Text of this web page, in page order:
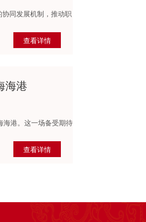
协同发展机制，推动职
查看详情
海港
海港。这一场备受期待
查看详情